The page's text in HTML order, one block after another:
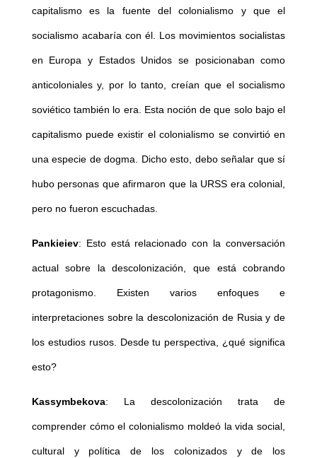
capitalismo es la fuente del colonialismo y que el
socialismo acabaría con él. Los movimientos socialistas
en Europa y Estados Unidos se posicionaban como
anticoloniales y, por lo tanto, creían que el socialismo
soviético también lo era. Esta noción de que solo bajo el
capitalismo puede existir el colonialismo se convirtió en
una especie de dogma. Dicho esto, debo señalar que sí
hubo personas que afirmaron que la URSS era colonial,
pero no fueron escuchadas.
Pankieiev: Esto está relacionado con la conversación
actual sobre la descolonización, que está cobrando
protagonismo. Existen varios enfoques e
interpretaciones sobre la descolonización de Rusia y de
los estudios rusos. Desde tu perspectiva, ¿qué significa
esto?
Kassymbekova: La descolonización trata de
comprender cómo el colonialismo moldeó la vida social,
cultural y política de los colonizados y de los